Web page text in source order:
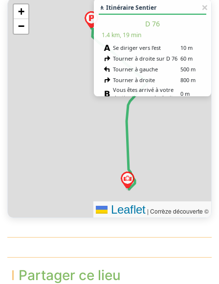
+
−
🚶 Itinéraire Sentier
D 76
1.4 km, 19 min
Se diriger vers l’est
10 m
Tourner à droite sur D 76 60 m
Tourner à gauche
500 m
Tourner à droite
800 m
Vous êtes arrivé à votre
destination, sur la droite
0 m
Leaflet | Corrèze découverte ©
Partager ce lieu